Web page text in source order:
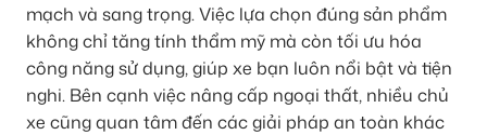
mạch và sang trọng. Việc lựa chọn đúng sản phẩm
không chỉ tăng tính thẩm mỹ mà còn tối ưu hóa
công năng sử dụng, giúp xe bạn luôn nổi bật và tiện
nghi. Bên cạnh việc nâng cấp ngoại thất, nhiều chủ
xe cũng quan tâm đến các giải pháp an toàn khác